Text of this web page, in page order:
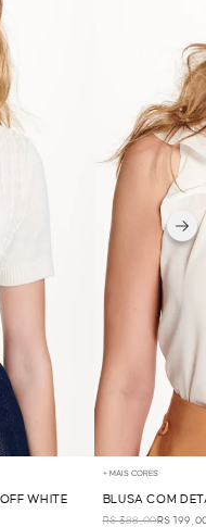
WHITE
+ MAIS CORES
BLUSA COM
R$ 388,00R$